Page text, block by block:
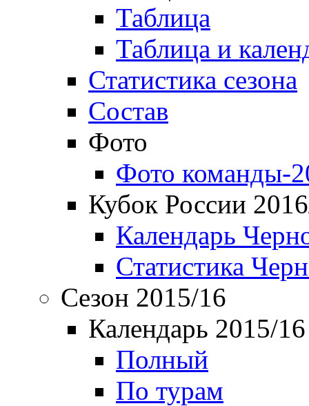
Таблица
Таблица и
Статистика сезона
Состав
Фото
Фото команды-
Кубок России
Календарь
Статистика
Сезон 2015/16
Календарь 2015/16
Полный
По турам